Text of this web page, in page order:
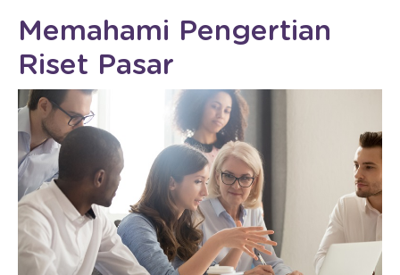
Memahami Pengertian
Riset Pasar